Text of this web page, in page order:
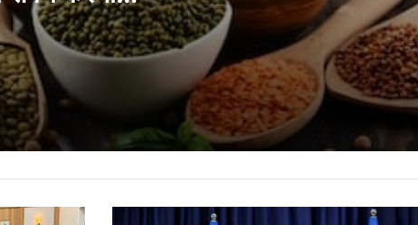
शुगर लेवल
चाहिए? आयुर्वेदिक डॉक्टर ने बताया…
रात में सोने से पहले दो कीवी खाने से क्या होता है?
डॉक्टर ने गिनाए फायदे…
हर पैर दर्द एक जैसा नहीं होता, जानें किन लक्षणों में